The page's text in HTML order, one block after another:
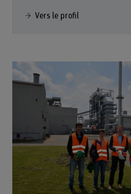
Vers le profil